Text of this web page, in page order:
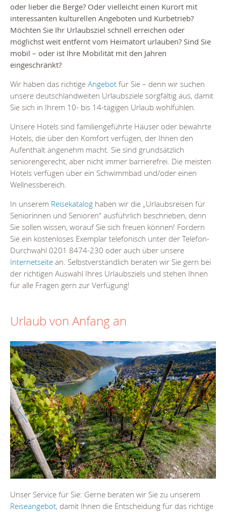
oder lieber die Berge? Oder vielleicht einen Kurort mit
interessanten kulturellen Angeboten und Kurbetrieb?
Möchten Sie Ihr Urlaubsziel schnell erreichen oder
möglichst weit entfernt vom Heimatort urlauben? Sind Sie
mobil – oder ist Ihre Mobilität mit den Jahren
eingeschränkt?
Wir haben das richtige Angebot für Sie – denn wir suchen
unsere deutschlandweiten Urlaubsziele sorgfältig aus, damit
Sie sich in Ihrem 10- bis 14-tägigen Urlaub wohlfühlen.
Unsere Hotels sind familiengeführte Häuser oder bewährte
Hotels, die über den Komfort verfügen, der Ihnen den
Aufenthalt angenehm macht. Sie sind grundsätzlich
seniorengerecht, aber nicht immer barrierefrei. Die meisten
Hotels verfügen über ein Schwimmbad und/oder einen
Wellnessbereich.
In unserem Reisekatalog haben wir die „Urlaubsreisen für
Seniorinnen und Senioren“ ausführlich beschrieben, denn
Sie sollen wissen, worauf Sie sich freuen können! Fordern
Sie ein kostenloses Exemplar telefonisch unter der Telefon-
Durchwahl 0201 8474-230 oder auch über unsere
Internetseite an. Selbstverständlich beraten wir Sie gern bei
der richtigen Auswahl Ihres Urlaubsziels und stehen Ihnen
für alle Fragen gern zur Verfügung!
Urlaub von Anfang an
Zurück Weiter
Unser Service für Sie: Gerne beraten wir Sie zu unserem
Reiseangebot, damit Ihnen die Entscheidung für das richtige